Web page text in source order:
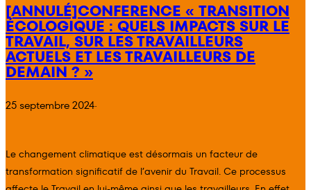
[ANNULÉ]CONFERENCE « TRANSITION
ÉCOLOGIQUE : QUELS IMPACTS SUR LE
TRAVAIL, SUR LES TRAVAILLEURS
ACTUELS ET LES TRAVAILLEURS DE
DEMAIN ? »
25 septembre 2024·
Le changement climatique est désormais un facteur de
transformation significatif de l’avenir du Travail. Ce processus